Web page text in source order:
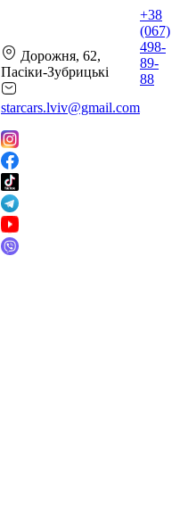
Дорожня, 62,
Пасіки-Зубрицькі
starcars.lviv@gmail.com
+38
(067)
498-
89-
88